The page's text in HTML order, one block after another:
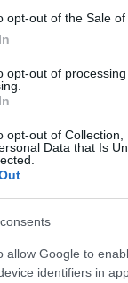
opt-out of the Sale of
opt-out of
opt-out of
Data that Is
allow Google to
identifiers in
e novas áreas
surgindo
aos